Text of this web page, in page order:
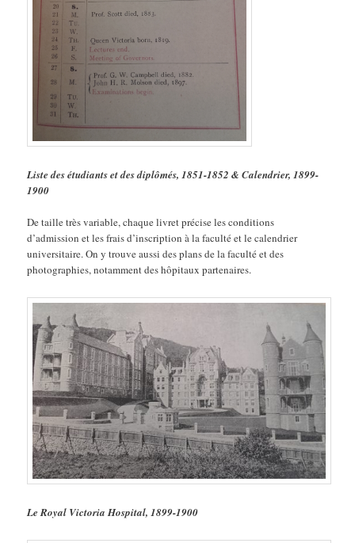
Liste des étudiants et des diplômés, 1851-1852 & Calendrier, 1899-
1900
De taille très variable, chaque livret précise les conditions
d’admission et les frais d’inscription à la faculté et le calendrier
universitaire. On y trouve aussi des plans de la faculté et des
photographies, notamment des hôpitaux partenaires.
Le Royal Victoria Hospital, 1899-1900